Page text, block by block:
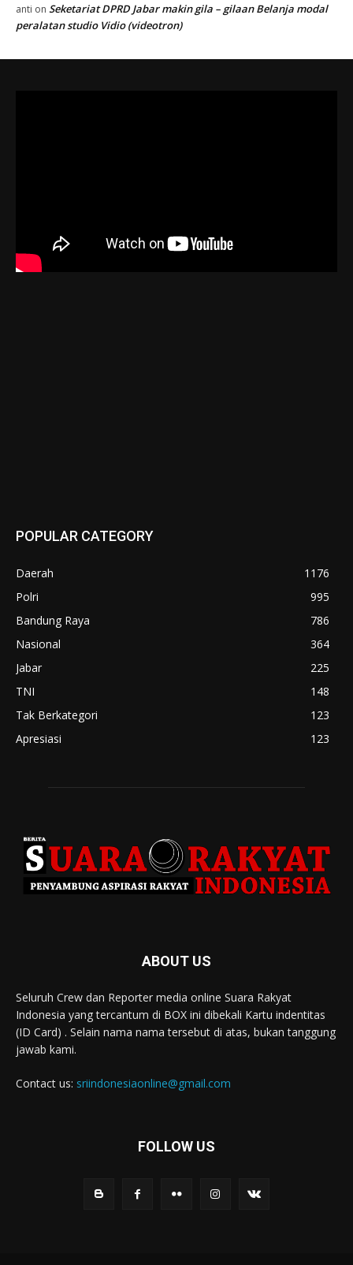
anti on Seketariat DPRD Jabar makin gila – gilaan Belanja modal
peralatan studio Vidio (videotron)
POPULAR CATEGORY
Daerah
1176
Polri
995
Bandung Raya
786
Nasional
364
Jabar
225
TNI
148
Tak Berkategori
123
Apresiasi
123
ABOUT US
Seluruh Crew dan Reporter media online Suara Rakyat
Indonesia yang tercantum di BOX ini dibekali Kartu indentitas
(ID Card) . Selain nama nama tersebut di atas, bukan tanggung
jawab kami.
Contact us: sriindonesiaonline@gmail.com
FOLLOW US